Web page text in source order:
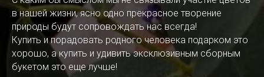
в нашей жизни, ясно одно прекрасное творение
природы будут сопровождать нас всегда!
Купить и порадовать родного человека подарком это
хорошо, а купить и удивить эксклюзивным сборным
букетом это еще лучше!